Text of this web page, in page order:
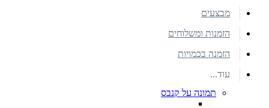
מבצעים
הזמנות ומשלוחים
הזמנה בכמויות
עוד...
תמונה על קנבס